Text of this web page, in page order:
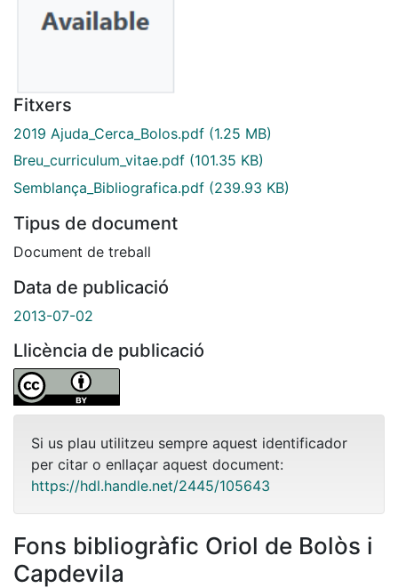
Fitxers
2019 Ajuda_Cerca_Bolos.pdf (1.25 MB)
Breu_curriculum_vitae.pdf (101.35 KB)
Semblança_Bibliografica.pdf (239.93 KB)
Tipus de document
Document de treball
Data de publicació
2013-07-02
Llicència de publicació
Si us plau utilitzeu sempre aquest identificador
per citar o enllaçar aquest document:
https://hdl.handle.net/2445/105643
Fons bibliogràfic Oriol de Bolòs i
Capdevila